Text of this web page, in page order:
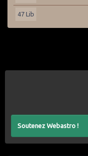
47 Lib
Soutenez Webastro !